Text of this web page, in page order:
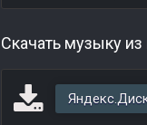
Скачать музыку